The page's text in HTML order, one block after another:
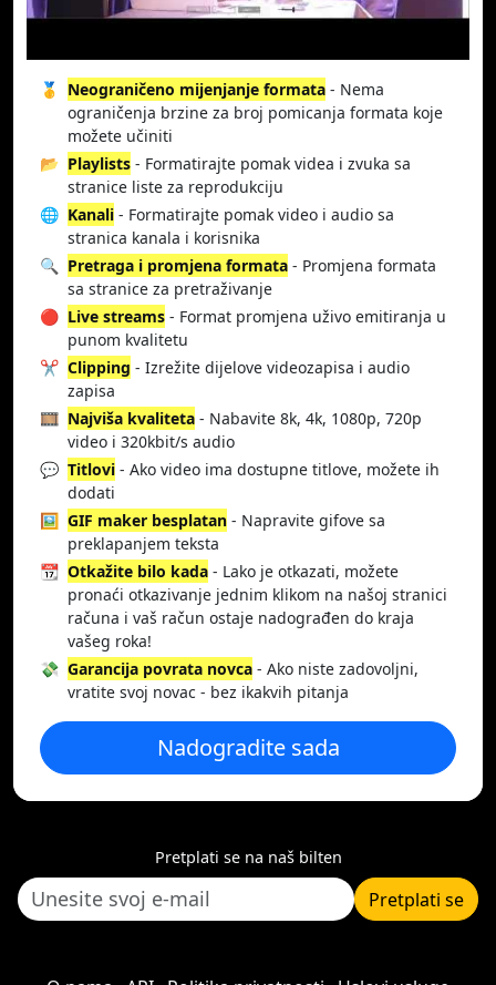
🥇 Neograničeno mijenjanje formata - Nema
ograničenja brzine za broj pomicanja formata koje
možete učiniti
📂 Playlists - Formatirajte pomak videa i zvuka sa
stranice liste za reprodukciju
🌐 Kanali - Formatirajte pomak video i audio sa
stranica kanala i korisnika
🔍 Pretraga i promjena formata - Promjena formata
sa stranice za pretraživanje
🔴 Live streams - Format promjena uživo emitiranja u
punom kvalitetu
✂️ Clipping - Izrežite dijelove videozapisa i audio
zapisa
🎞️ Najviša kvaliteta - Nabavite 8k, 4k, 1080p, 720p
video i 320kbit/s audio
💬 Titlovi - Ako video ima dostupne titlove, možete ih
dodati
🖼️ GIF maker besplatan - Napravite gifove sa
preklapanjem teksta
📆 Otkažite bilo kada - Lako je otkazati, možete
pronaći otkazivanje jednim klikom na našoj stranici
računa i vaš račun ostaje nadograđen do kraja
vašeg roka!
💸 Garancija povrata novca - Ako niste zadovoljni,
vratite svoj novac - bez ikakvih pitanja
Nadogradite sada
Pretplati se na naš bilten
Pretplati se